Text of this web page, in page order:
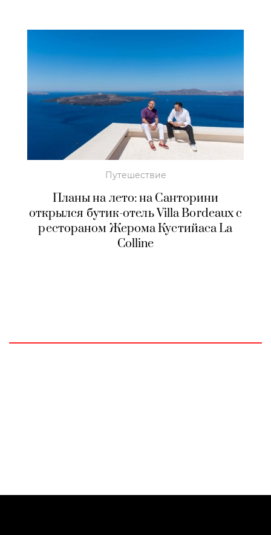
Путешествие
Планы на лето: на Санторини
открылся бутик-отель Villa Bordeaux с
рестораном Жерома Кустийаса La
Colline